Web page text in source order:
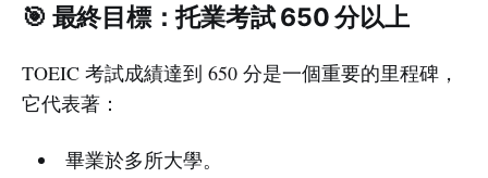
🎯 最終目標：托業考試 650 分以上
TOEIC 考試成績達到 650 分是一個重要的里程碑，
它代表著：
畢業於多所大學。